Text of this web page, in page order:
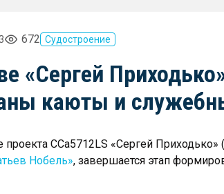
672 Судостроение
«Сергей
каюты и
CCa5712LS «Сергей
Нобель», завершается этап